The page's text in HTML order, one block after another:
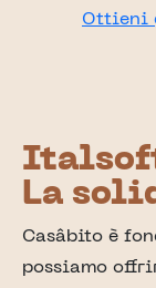
Ottieni
La
Casâbito è
possiamo